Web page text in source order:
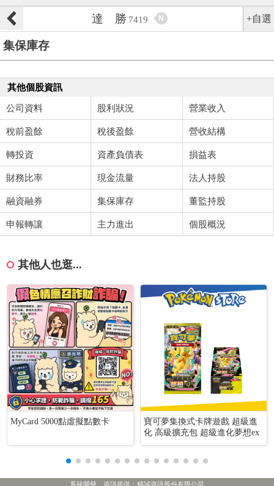
達 勝 7419 N +自選
集保庫存
其他個股資訊
公司資料 股利狀況 營業收入
稅前盈餘 稅後盈餘 營收結構
轉投資 資產負債表 損益表
財務比率 現金流量 法人持股
融資融券 集保庫存 董監持股
申報轉讓 主力進出 個股概況
其他人也逛...
MyCard 5000點虛擬點數卡
寶可夢集換式卡牌遊戲 超級進
化 高級擴充包 超級進化夢想ex
系統開發、資訊提供：精誠資訊股份有限公司